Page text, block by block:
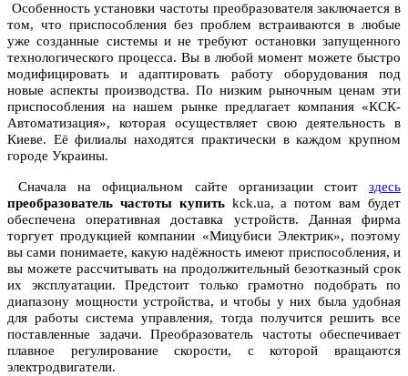
Особенность установки частоты преобразователя заключается в
том, что приспособления без проблем встраиваются в любые
уже созданные системы и не требуют остановки запущенного
технологического процесса. Вы в любой момент можете быстро
модифицировать и адаптировать работу оборудования под
новые аспекты производства. По низким рыночным ценам эти
приспособления на нашем рынке предлагает компания «КСК-
Автоматизация», которая осуществляет свою деятельность в
Киеве. Её филиалы находятся практически в каждом крупном
городе Украины.
Сначала на официальном сайте организации стоит здесь
преобразователь частоты купитьkck.ua, а потом вам будет
обеспечена оперативная доставка устройств. Данная фирма
торгует продукцией компании «Мицубиси Электрик», поэтому
вы сами понимаете, какую надёжность имеют приспособления, и
вы можете рассчитывать на продолжительный безотказный срок
их эксплуатации. Предстоит только грамотно подобрать по
диапазону мощности устройства, и чтобы у них была удобная
для работы система управления, тогда получится решить все
поставленные задачи. Преобразователь частоты обеспечивает
плавное регулирование скорости, с которой вращаются
электродвигатели.